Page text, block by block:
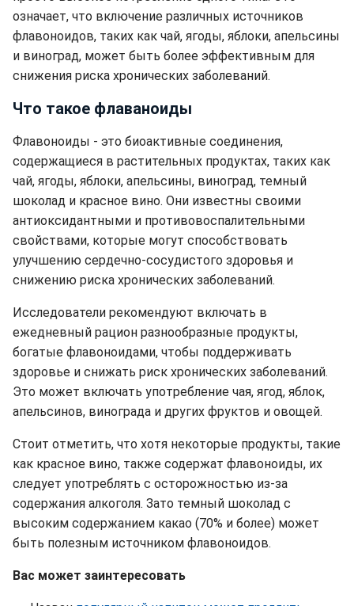
означает, что включение различных источников
флавоноидов, таких как чай, ягоды, яблоки, апельсины
и виноград, может быть более эффективным для
снижения риска хронических заболеваний.
Что такое флаваноиды
Флавоноиды - это биоактивные соединения,
содержащиеся в растительных продуктах, таких как
чай, ягоды, яблоки, апельсины, виноград, темный
шоколад и красное вино. Они известны своими
антиоксидантными и противовоспалительными
свойствами, которые могут способствовать
улучшению сердечно-сосудистого здоровья и
снижению риска хронических заболеваний.
Исследователи рекомендуют включать в
ежедневный рацион разнообразные продукты,
богатые флавоноидами, чтобы поддерживать
здоровье и снижать риск хронических заболеваний.
Это может включать употребление чая, ягод, яблок,
апельсинов, винограда и других фруктов и овощей.
Стоит отметить, что хотя некоторые продукты, такие
как красное вино, также содержат флавоноиды, их
следует употреблять с осторожностью из-за
содержания алкоголя. Зато темный шоколад с
высоким содержанием какао (70% и более) может
быть полезным источником флавоноидов.
Вас может заинтересовать